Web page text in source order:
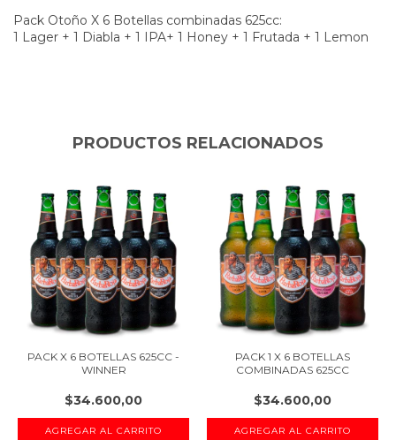
Pack Otoño X 6 Botellas combinadas 625cc:
1 Lager + 1 Diabla + 1 IPA+ 1 Honey + 1 Frutada + 1 Lemon
PRODUCTOS RELACIONADOS
PACK X 6 BOTELLAS 625CC -
WINNER
$34.600,00
PACK 1 X 6 BOTELLAS
COMBINADAS 625CC
$34.600,00